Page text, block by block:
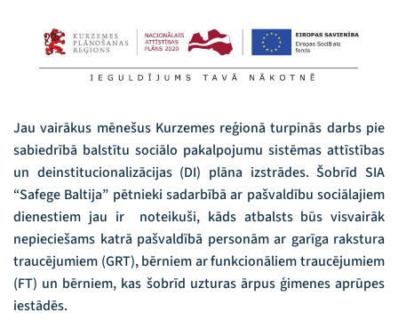
Jau vairākus mēnešus Kurzemes reģionā turpinās darbs pie
sabiedrībā balstītu sociālo pakalpojumu sistēmas attīstības
un deinstitucionalizācijas (DI) plāna izstrādes. Šobrīd SIA
“Safege Baltija” pētnieki sadarbībā ar pašvaldību sociālajiem
dienestiem jau ir noteikuši, kāds atbalsts būs visvairāk
nepieciešams katrā pašvaldībā personām ar garīga rakstura
traucējumiem (GRT), bērniem ar funkcionāliem traucējumiem
(FT) un bērniem, kas šobrīd uzturas ārpus ģimenes aprūpes
iestādēs.